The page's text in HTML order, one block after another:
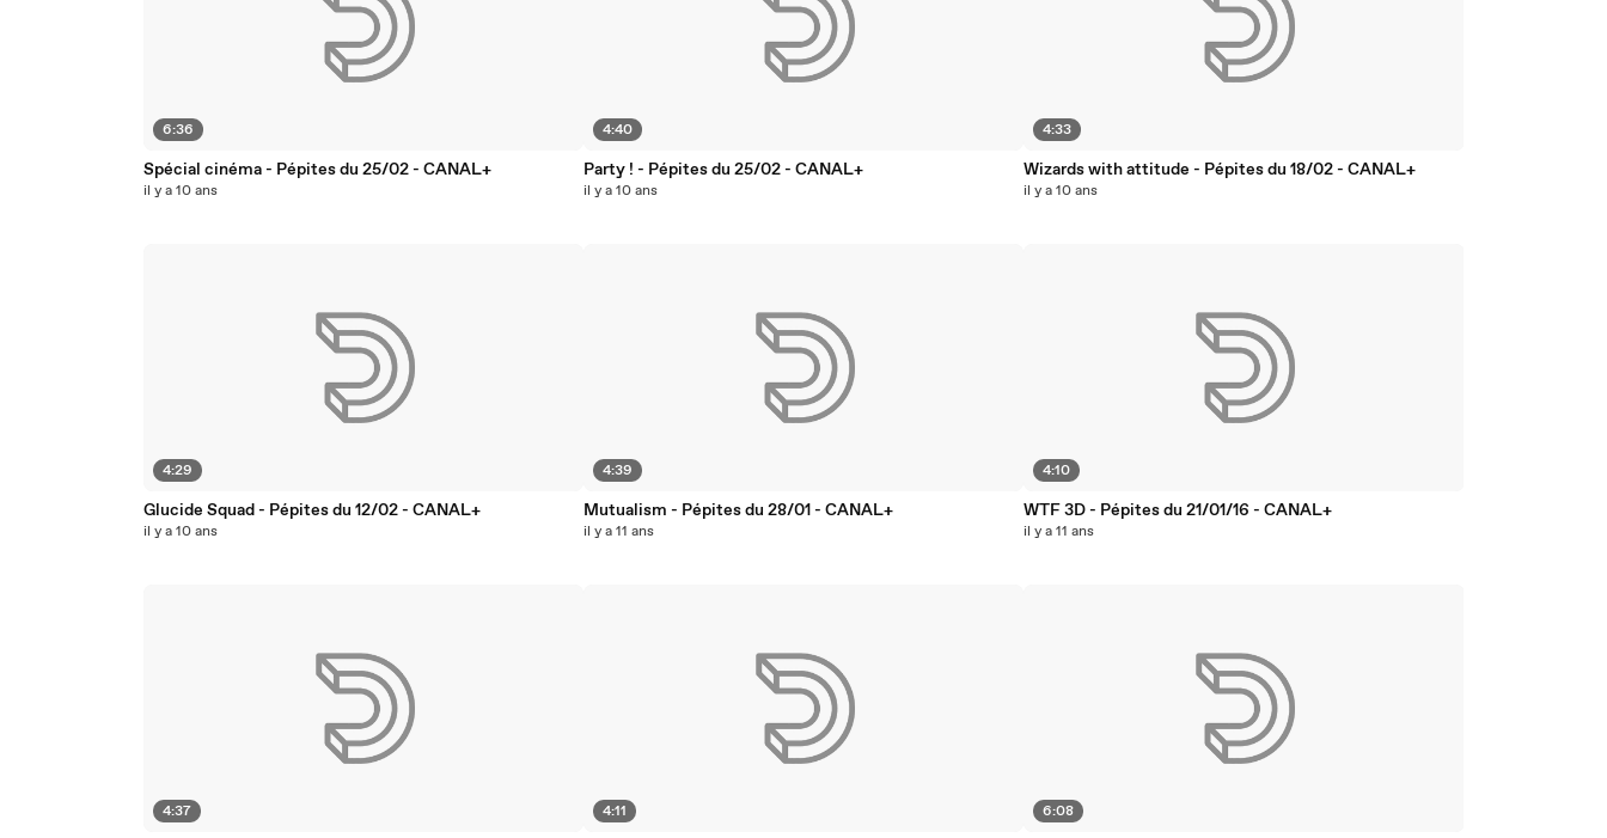
6:36
Spécial cinéma - Pépites du 25/02 - CANAL+
il y a 10 ans
4:29
Glucide Squad - Pépites du 12/02 - CANAL+
il y a 10 ans
4:37
4:40
Party ! - Pépites du 25/02 - CANAL+
il y a 10 ans
4:39
Mutualism - Pépites du 28/01 - CANAL+
il y a 11 ans
4:11
4:33
Wizards with attitude - Pépites du 18/02 - CANAL+
il y a 10 ans
4:10
WTF 3D - Pépites du 21/01/16 - CANAL+
il y a 11 ans
6:08